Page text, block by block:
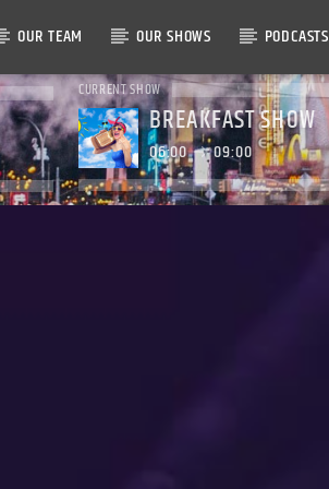
OUR TEAM OUR SHOWS PODCASTS
CURRENT SHOW
BREAKFAST SHOW
06:00 09:00